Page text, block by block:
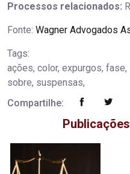
Processos relacionados:
Fonte: Wagner Advogados
Tags:
ações, color, expurgos,
sobre, suspensas,
Compartilhe: